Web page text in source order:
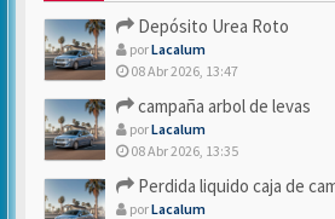
Depósito Urea Roto
porLacalum
08 Abr 2026, 13:47
campaña arbol de levas
porLacalum
08 Abr 2026, 13:35
Perdida liquido caja de
porLacalum